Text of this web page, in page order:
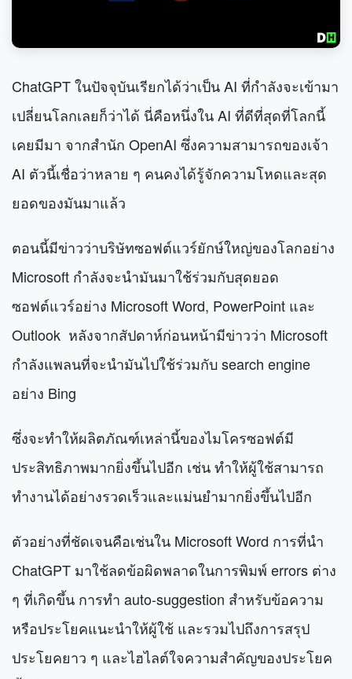
ChatGPT ในปัจจุบันเรียกได้ว่าเป็น AI ที่กำลังจะเข้ามา
เปลี่ยนโลกเลยก็ว่าได้ นี่คือหนึ่งใน AI ที่ดีที่สุดที่โลกนี้
เคยมีมา จากสำนัก OpenAI ซึ่งความสามารถของเจ้า
AI ตัวนี้เชื่อว่าหลาย ๆ คนคงได้รู้จักความโหดและสุด
ยอดของมันมาแล้ว
ตอนนี้มีข่าวว่าบริษัทซอฟต์แวร์ยักษ์ใหญ่ของโลกอย่าง
Microsoft กำลังจะนำมันมาใช้ร่วมกับสุดยอด
ซอฟต์แวร์อย่าง Microsoft Word, PowerPoint และ
Outlook หลังจากสัปดาห์ก่อนหน้ามีข่าวว่า Microsoft
กำลังแพลนที่จะนำมันไปใช้ร่วมกับ search engine
อย่าง Bing
ซึ่งจะทำให้ผลิตภัณฑ์เหล่านี้ของไมโครซอฟต์มี
ประสิทธิภาพมากยิ่งขึ้นไปอีก เช่น ทำให้ผู้ใช้สามารถ
ทำงานได้อย่างรวดเร็วและแม่นยำมากยิ่งขึ้นไปอีก
ตัวอย่างที่ชัดเจนคือเช่นใน Microsoft Word การที่นำ
ChatGPT มาใช้ลดข้อผิดพลาดในการพิมพ์ errors ต่าง
ๆ ที่เกิดขึ้น การทำ auto-suggestion สำหรับข้อความ
หรือประโยคแนะนำให้ผู้ใช้ และรวมไปถึงการสรุป
ประโยคยาว ๆ และไฮไลต์ใจความสำคัญของประโยค